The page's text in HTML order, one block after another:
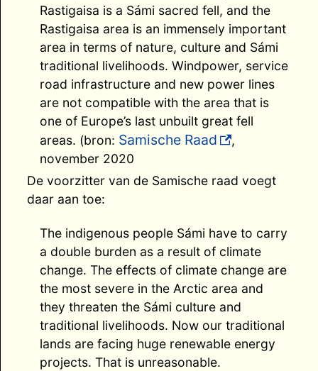
Rastigaisa is a Sámi sacred fell, and the
Rastigaisa area is an immensely important
area in terms of nature, culture and Sámi
traditional livelihoods. Windpower, service
road infrastructure and new power lines
are not compatible with the area that is
one of Europe’s last unbuilt great fell
areas. (bron: Samische Raad
,
november 2020
De voorzitter van de Samische raad voegt
daar aan toe:
The indigenous people Sámi have to carry
a double burden as a result of climate
change. The effects of climate change are
the most severe in the Arctic area and
they threaten the Sámi culture and
traditional livelihoods. Now our traditional
lands are facing huge renewable energy
projects. That is unreasonable.